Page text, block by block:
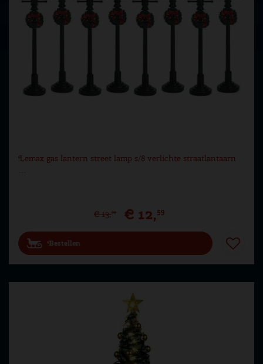
Lemax gas lantern street lamp s/8 verlichte straatlantaarn
…
€ 13,99 € 12,59
Bestellen